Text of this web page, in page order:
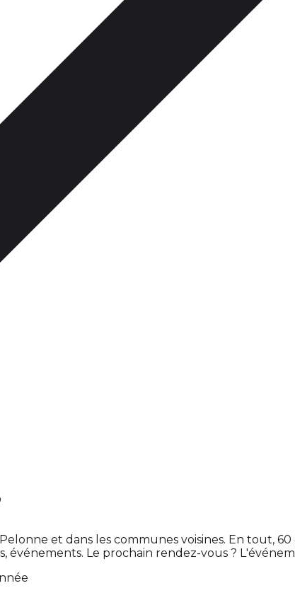
et dans les communes voisines. En tout,
Le prochain rendez-vous ?